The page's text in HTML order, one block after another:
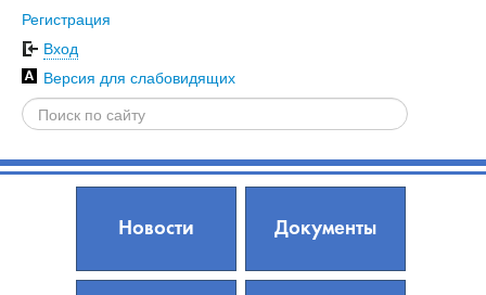
Регистрация
Вход
Версия для слабовидящих
Новости Документы